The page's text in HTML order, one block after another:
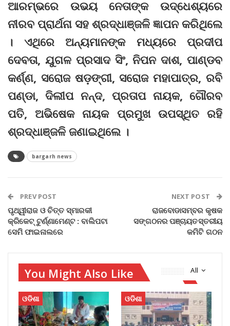
ଆରମ୍ଭରେ ଉଭୟ ନେତାଙ୍କ ଉଦ୍ଧେଶ୍ୟରେ
ନୀରବ ପ୍ରାର୍ଥନା ସହ ଶ୍ରଦ୍ଧାଞ୍ଜଳି ଜ୍ଞାପନ କରିଥିଲେ
। ଏଥିରେ ଅନ୍ୟମାନଙ୍କ ମଧ୍ୟରେ ପ୍ରଦୀପ
ଦେବତା, ଯୁଗଳ ପ୍ରସାଦ ସିଂ, ନିପନ ଦାଶ, ପାଣ୍ଡବ
କର୍ଣ୍ଣ, ସରୋଜ ଷଡ଼ଙ୍ଗୀ, ସରୋଜ ମହାପାତ୍ର, ରବି
ପଣ୍ଡା, ଦିଲୀପ ନନ୍ଦ, ପ୍ରତାପ ନାୟକ, ଗୌରବ
ପତି, ଅଭିଷେକ ନାୟକ ପ୍ରମୁଖ ଉପସ୍ଥିତ ରହି
ଶ୍ରଦ୍ଧାଞ୍ଜଳି ଜଣାଇଥିଲେ ।
bargarh news
PREV POST
ପୃଥ୍ୱୀରାଜ ଓ ଚିତ୍ତ ସ୍ମାରକୀ
କ୍ରିକେଟ୍ ଟୁର୍ଣ୍ଣାମେଣ୍ଟ : ବାଲିପଟା
ସେମି ଫାଇନାଲରେ
NEXT POST
ରାଜବୋଡାସମ୍ବର କୃଷକ
ସଙ୍ଗଠନର ପଞ୍ଚାୟତସ୍ତରୀୟ
କମିଟି ଗଠନ
All
You Might Also Like
ଓଡିଶା ଓଡିଶା